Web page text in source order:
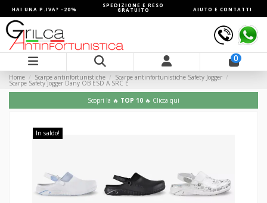
HAI UNA P.IVA? -20%
SPEDIZIONE E RESO
GRATUITO AIUTO E CONTATTI
0
Home Scarpe antinfortunistiche Scarpe antinfortunistiche Safety Jogger
Scarpe Safety Jogger Dany OB ESD A SRC E
Scopri la 🔥 TOP 10 🔥 Clicca qui
In saldo!